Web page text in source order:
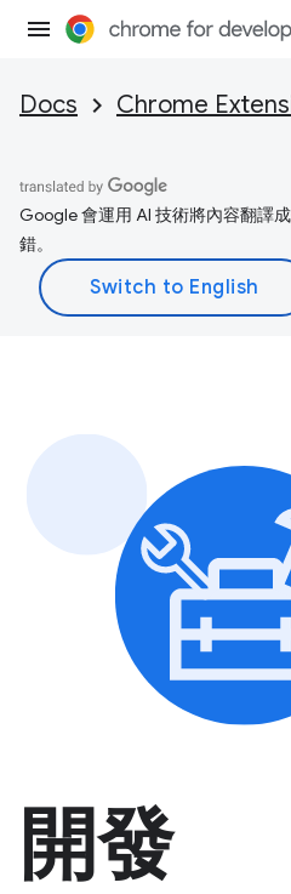
Docs Chrome
Google 會運用 AI 技術將內容翻譯
錯。
開發